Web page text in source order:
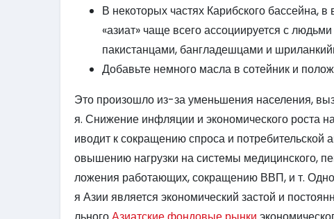
В некоторых частях Карибского бассейна,
«азиат» чаще всего ассоциируется с
пакистанцами, бангладешцами и
Добавьте немного масла в сотейник и
Это произошло из-за уменьшения населения,
я. Снижение инфляции и экономического роста
иводит к сокращению спроса и
овышению нагрузки на системы медицинского,
ложения работающих, сокращению ВВП, и т.
я Азии является экономический застой и